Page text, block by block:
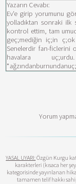
Yazarın Cevabı:
Ev'e girip yorumunu
yolladıktan sonraki ilk
kontrol ettim, tam
geç;mediğin iç;in
Senelerdir fan-ficlerini
havalara
Yorum
YASAL UYARI: Özgün Kurgu
karakterleri (kısaca her
kategorisinde yayınlanan
tamamen telif hakkı